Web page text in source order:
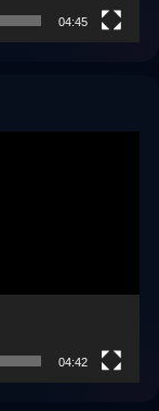
04:45
04:42